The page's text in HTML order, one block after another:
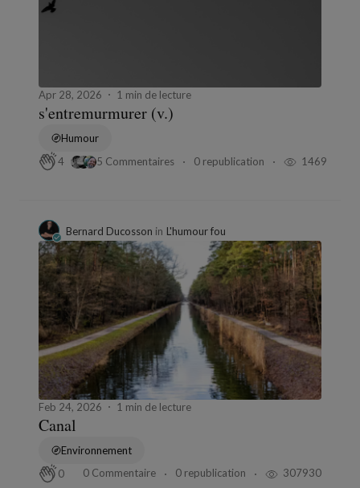
Apr 28, 2026 1 min de lecture
s'entremurmurer (v.)
Humour
4
5 Commentaires 0 republication 1469
Bernard Ducosson in L'humour fou
Feb 24, 2026 1 min de lecture
Canal
Environnement
0
0 Commentaire 0 republication 307930